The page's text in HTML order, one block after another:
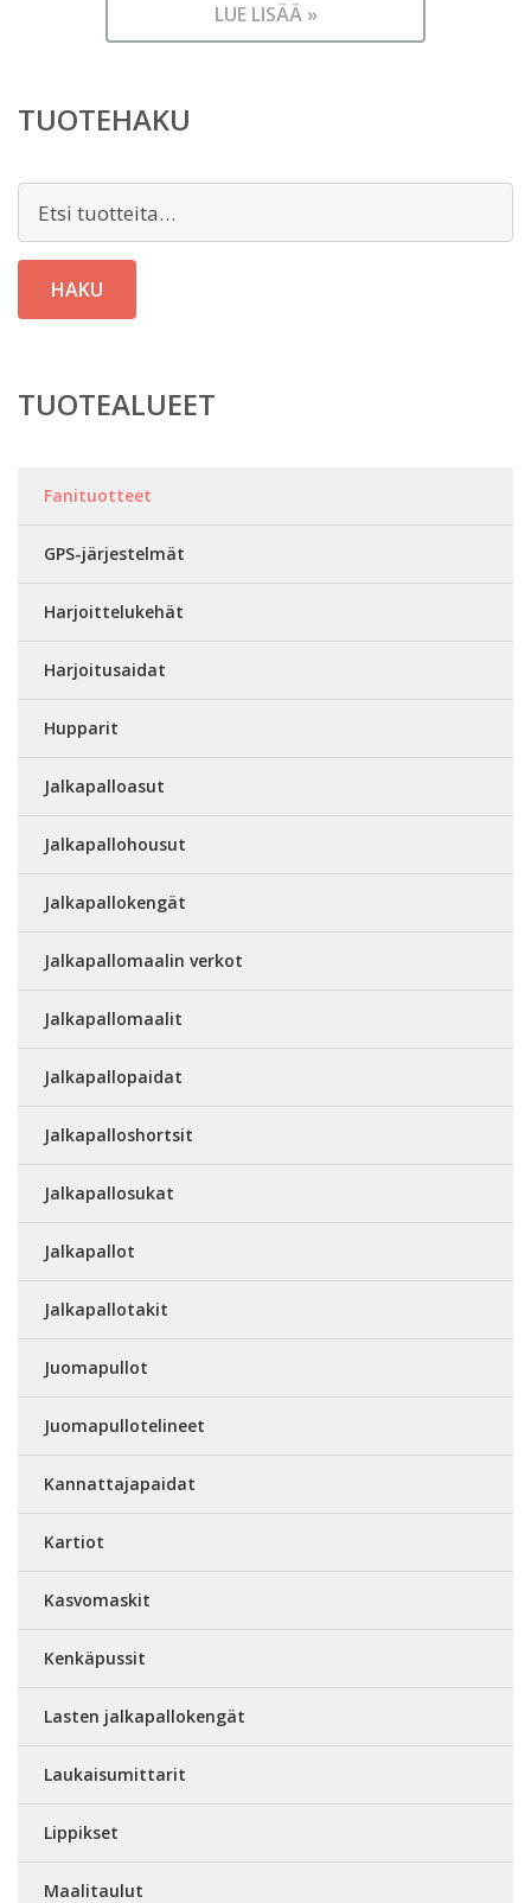
LUE LISÄÄ »
TUOTEHAKU
HAKU
TUOTEALUEET
Fanituotteet
GPS-järjestelmät
Harjoittelukehät
Harjoitusaidat
Hupparit
Jalkapalloasut
Jalkapallohousut
Jalkapallokengät
Jalkapallomaalin verkot
Jalkapallomaalit
Jalkapallopaidat
Jalkapalloshortsit
Jalkapallosukat
Jalkapallot
Jalkapallotakit
Juomapullot
Juomapullotelineet
Kannattajapaidat
Kartiot
Kasvomaskit
Kenkäpussit
Lasten jalkapallokengät
Laukaisumittarit
Lippikset
Maalitaulut